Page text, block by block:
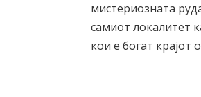
мистериозната
самиот локалитет
кои е богат крајот